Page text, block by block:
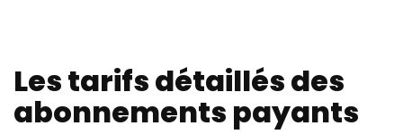
Les tarifs détaillés des
abonnements payants